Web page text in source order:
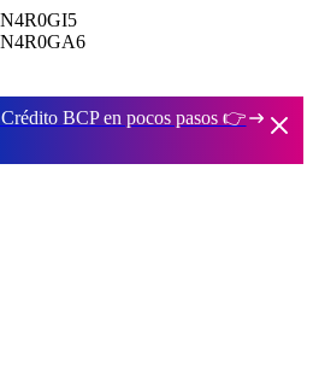
BCP en pocos pasos 👉